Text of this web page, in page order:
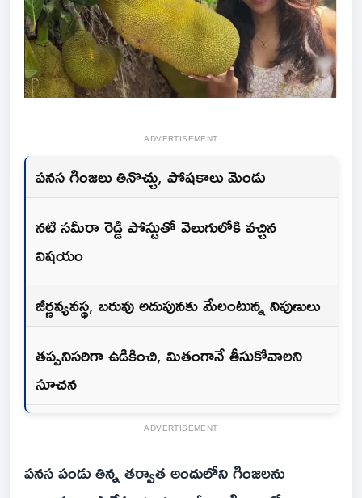
ADVERTISEMENT
పనస గింజలు తినొచ్చు, పోషకాలు మెండు
నటి సమీరా రెడ్డి పోస్టుతో వెలుగులోకి వచ్చిన
విషయం
జీర్ణవ్యవస్థ, బరువు అదుపునకు మేలంటున్న నిపుణులు
తప్పనిసరిగా ఉడికించి, మితంగానే తీసుకోవాలని
సూచన
ADVERTISEMENT
పనస పండు తిన్న తర్వాత అందులోని గింజలను